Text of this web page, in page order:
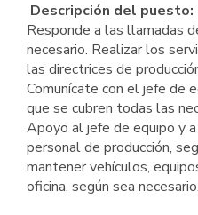
Descripción del puesto:
Responde a las llamadas
necesario. Realizar los
las directrices de
Comunícate con el jefe de
que se cubren todas las
Apoyo al jefe de equipo y
personal de producción,
mantener vehículos,
oficina, según sea necesario.